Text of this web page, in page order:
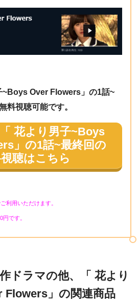
お隣さんはアイツ」
実告白ゲーム」
メイドに告ぐ！」
ぱりお前だけ」
~Boys Over Flowers」の1話~
料視聴可能です。
花より男子~Boys
」の1話~最終回 の
聴はこちら
利用いただけます。
です。
ドラマの他、「 花より
Flowers」の関連商品